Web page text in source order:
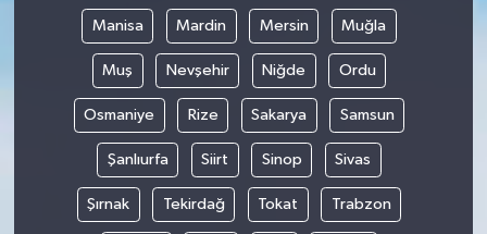
Manisa Mardin Mersin Muğla
Muş Nevşehir Niğde Ordu
Osmaniye Rize Sakarya Samsun
Şanlıurfa Siirt Sinop Sivas
Şırnak Tekirdağ Tokat Trabzon